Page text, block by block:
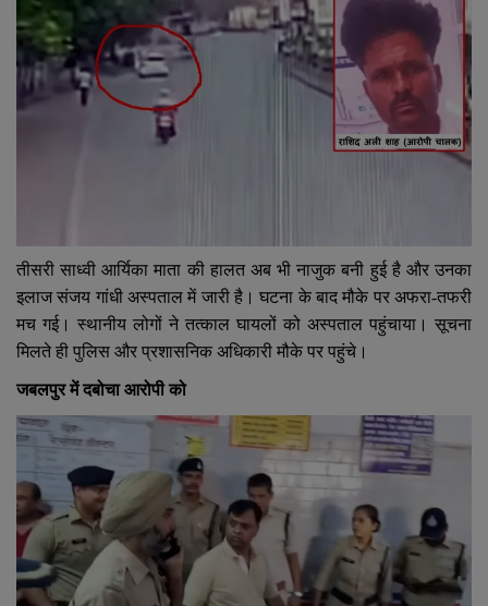
तीसरी साध्वी आर्यिका माता की हालत अब भी नाजुक बनी हुई है और उनका
इलाज संजय गांधी अस्पताल में जारी है। घटना के बाद मौके पर अफरा-तफरी
मच गई। स्थानीय लोगों ने तत्काल घायलों को अस्पताल पहुंचाया। सूचना
मिलते ही पुलिस और प्रशासनिक अधिकारी मौके पर पहुंचे।
जबलपुर में दबोचा आरोपी को